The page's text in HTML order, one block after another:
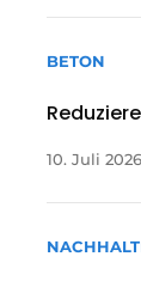
BETON
10. Juli 2026